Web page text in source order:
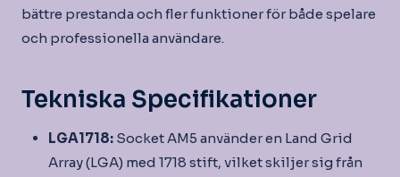
bättre prestanda och fler funktioner för både spelare
och professionella användare.
Tekniska Specifikationer
LGA1718: Socket AM5 använder en Land Grid
Array (LGA) med 1718 stift, vilket skiljer sig från